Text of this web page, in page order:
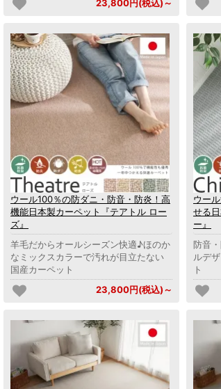
23,800円(税込)～
ウール100％の防ダニ・防音・防炎！高
機能日本製カーペット『テアトル ロー
ズ』
羊毛だからオールシーズン快適♪ほのか
なミックスカラーで汚れが目立たない
国産カーペット
23,800円(税込)～
ウー
せる
ー』
防音
ルデ
ト